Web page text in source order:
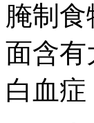
腌制
面含有
白血症